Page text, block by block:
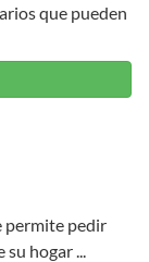
que pueden
permite pedir
hogar ...